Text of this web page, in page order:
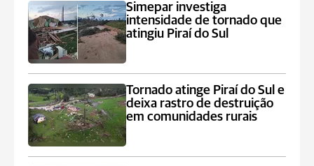
Simepar investiga
intensidade de tornado que
atingiu Piraí do Sul
Tornado atinge Piraí do Sul e
deixa rastro de destruição
em comunidades rurais